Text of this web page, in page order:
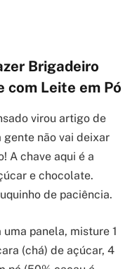
Brigadeiro
com Leite em Pó
virou artigo de
gente não vai deixar
A chave aqui é a
e chocolate.
de paciência.
uma panela, misture 1
(chá) de açúcar, 4